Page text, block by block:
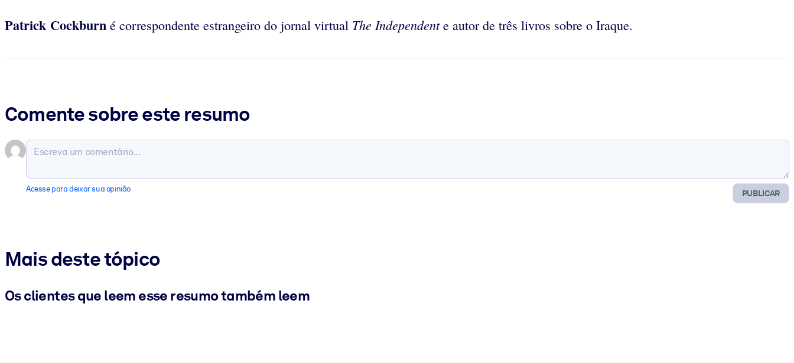
Patrick Cockburn é correspondente estrangeiro do jornal virtual The Independente autor de três livros sobre o Iraque.
Comente sobre este resumo
PUBLICAR
Acesse para deixar sua opinião
Mais deste tópico
Os clientes que leem esse resumo também leem